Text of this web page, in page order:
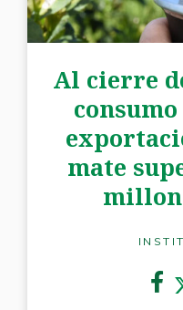
Al cierre
mate